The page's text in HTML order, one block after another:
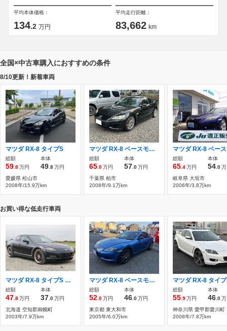
平均本体価格：
134.2 万円
平均走行距離：
83,662 km
全国×中古車購入におすすめの条件
8/10更新！新着車両
マツダ RX-8 タイプS
総額
59 .8万円
本体
49 .8万円
愛媛県 松山市
2008年/15.9万km
マツダ RX-8 ベースモデル 社外アルミ R magic製大型リアスポイラーロ
総額
65 .0万円
本体
57 .0万円
千葉県 柏市
2008年/9.1万km
総額
65 .4万円
本体
54 .0
岐阜県 大垣市
2006年/3.8万km
お買い得な低走行車両
マツダ RX-8 タイプS 検二年 マニュアル6速 自社
総額
47.8万円
本体
37.0万円
北海道 空知郡南幌町
2003年/7.9万km
マツダ RX-8 ベースモデル Rマジックマフラー/TEIN
総額
52.0万円
本体
46.0万円
東京都 東大和市
2005年/6.0万km
総額
55.9万円
本体
46.0
神奈川県 愛甲郡愛川町
2008年/7.8万km